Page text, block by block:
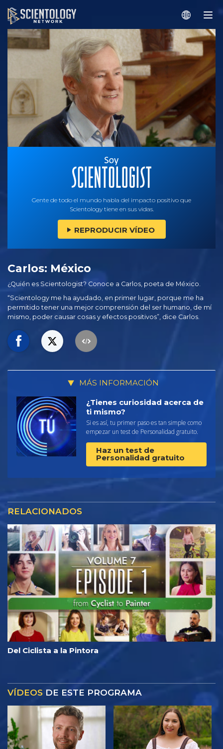
Gente de todo el mundo habla del impacto positivo que
Scientology tiene en sus vidas.
REPRODUCIR VÍDEO
Carlos: México
¿Quién es Scientologist? Conoce a Carlos, poeta de México.
“Scientology me ha ayudado, en primer lugar, porque me ha
permitido tener una mejor comprensión del ser humano, de mí
mismo, poder causar cosas y efectos positivos”, dice Carlos.
MÁS INFORMACIÓN
¿Tienes curiosidad acerca de
ti mismo?
Si es así, tu primer paso es tan simple como
empezar un test de Personalidad gratuito.
Haz un test de
Personalidad gratuito
RELACIONADOS
Del Ciclista a la Pintora
VÍDEOS DE ESTE PROGRAMA